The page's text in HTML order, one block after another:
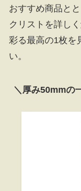
おすすめ商品と
クリストを詳し
彩る最高の1枚を
い。
＼厚み50mmの